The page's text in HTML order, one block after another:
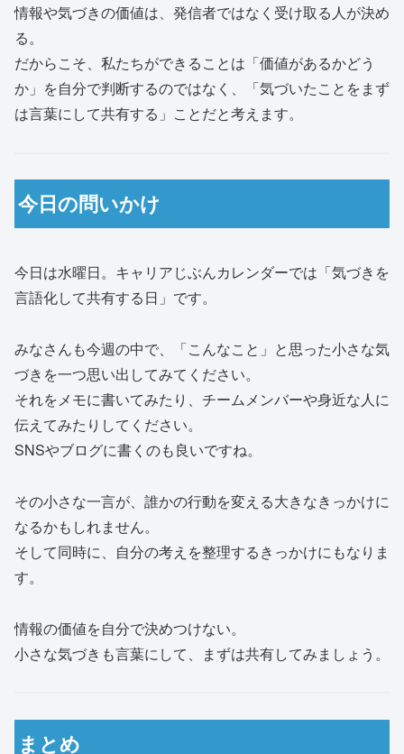
情報や気づきの価値は、発信者ではなく受け取る人が決め
る。
だからこそ、私たちができることは「価値があるかどう
か」を自分で判断するのではなく、「気づいたことをまず
は言葉にして共有する」ことだと考えます。
今日の問いかけ
今日は水曜日。キャリアじぶんカレンダーでは「気づきを
言語化して共有する日」です。
みなさんも今週の中で、「こんなこと」と思った小さな気
づきを一つ思い出してみてください。
それをメモに書いてみたり、チームメンバーや身近な人に
伝えてみたりしてください。
SNSやブログに書くのも良いですね。
その小さな一言が、誰かの行動を変える大きなきっかけに
なるかもしれません。
そして同時に、自分の考えを整理するきっかけにもなりま
す。
情報の価値を自分で決めつけない。
小さな気づきも言葉にして、まずは共有してみましょう。
まとめ